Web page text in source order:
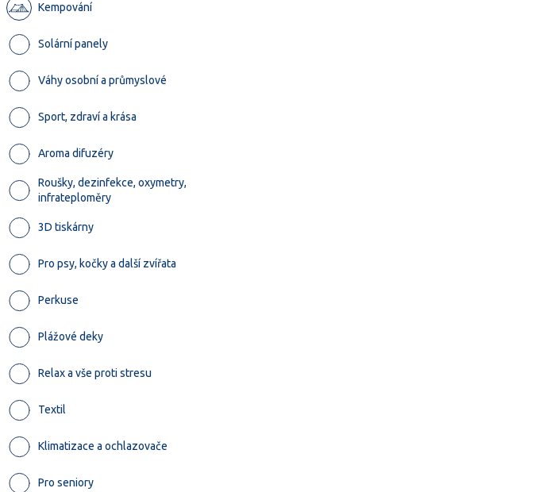
Kempování
Solární panely
Váhy osobní a průmyslové
Sport, zdraví a krása
Aroma difuzéry
Roušky, dezinfekce, oxymetry,
infrateploměry
3D tiskárny
Pro psy, kočky a další zvířata
Perkuse
Plážové deky
Relax a vše proti stresu
Textil
Klimatizace a ochlazovače
Pro seniory